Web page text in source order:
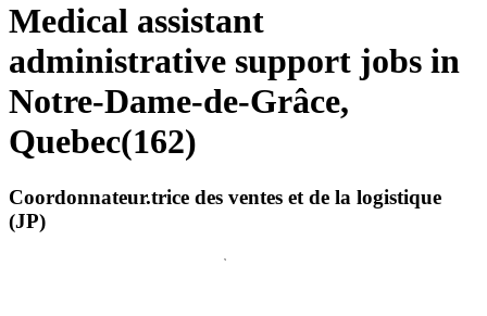
Medical assistant
administrative support jobs in
Notre-Dame-de-Grâce,
Quebec(162)
Coordonnateur.trice des ventes et de la logistique
(JP)